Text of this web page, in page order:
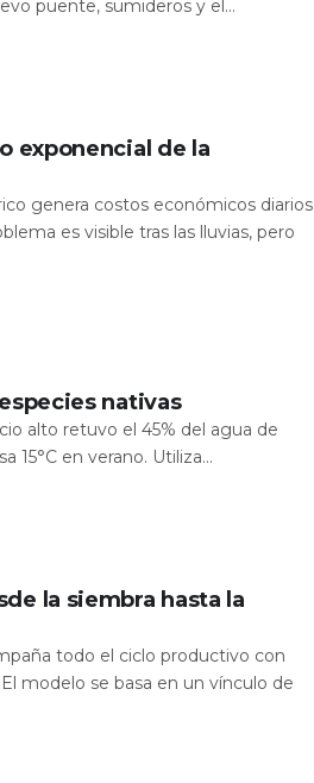
puente, sumideros y el...
exponencial de la
genera costos económicos diarios
es visible tras las lluvias, pero
nativas
alto retuvo el 45% del agua de
15°C en verano. Utiliza...
la siembra hasta la
todo el ciclo productivo con
modelo se basa en un vínculo de